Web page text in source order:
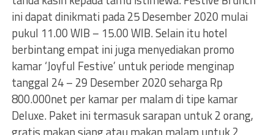
ini dapat dinikmati pada 25 Desember 2020 mulai
pukul 11.00 WIB – 15.00 WIB. Selain itu hotel
berbintang empat ini juga menyediakan promo
kamar ‘Joyful Festive’ untuk periode menginap
tanggal 24 – 29 Desember 2020 seharga Rp
800.000net per kamar per malam di tipe kamar
Deluxe. Paket ini termasuk sarapan untuk 2 orang,